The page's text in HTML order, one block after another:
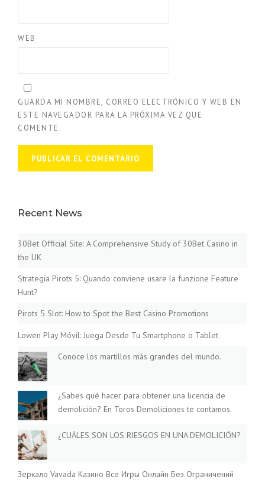
WEB
GUARDA MI NOMBRE, CORREO ELECTRÓNICO Y WEB EN
ESTE NAVEGADOR PARA LA PRÓXIMA VEZ QUE
COMENTE.
Recent News
30Bet Official Site: A Comprehensive Study of 30Bet Casino in
the UK
Strategia Pirots 5: Quando conviene usare la funzione Feature
Hunt?
Pirots 5 Slot: How to Spot the Best Casino Promotions
Lowen Play Móvil: Juega Desde Tu Smartphone o Tablet
Conoce los martillos más grandes del mundo.
¿Sabes qué hacer para obtener una licencia de
demolición? En Toros Demoliciones te contamos.
¿CUÁLES SON LOS RIESGOS EN UNA DEMOLICIÓN?
Зеркало Vavada Казино Все Игры Онлайн Без Ограничений